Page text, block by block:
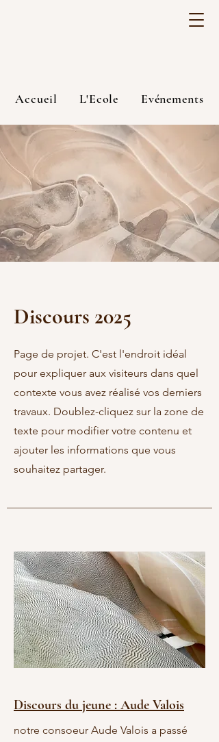
Accueil L'Ecole Evénements
Posts des agrégés Adhésion
Discours 2025
Page de projet. C'est l'endroit idéal
pour expliquer aux visiteurs dans quel
contexte vous avez réalisé vos derniers
travaux. Doublez-cliquez sur la zone de
texte pour modifier votre contenu et
ajouter les informations que vous
souhaitez partager.
Discours du jeune : Aude Valois
notre consoeur Aude Valois a passé